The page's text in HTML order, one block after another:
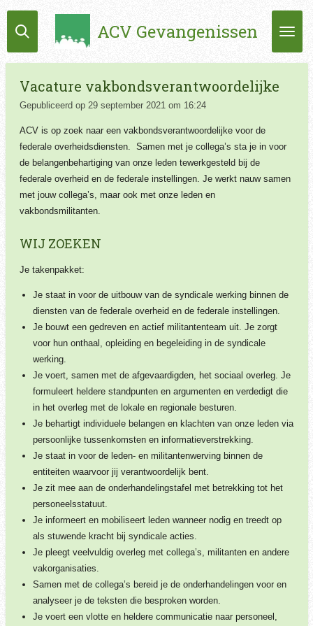
Ga
direct
de
hoofdinhoud
ACV Gevangenissen
Vacature vakbondsverantwoordelijke
Gepubliceerd op 29 september 2021 om 16:24
ACV is op zoek naar een vakbondsverantwoordelijke voor de
federale overheidsdiensten. Samen met je collega’s sta je in voor
de belangenbehartiging van onze leden tewerkgesteld bij de
federale overheid en de federale instellingen. Je werkt nauw samen
met jouw collega’s, maar ook met onze leden en
vakbondsmilitanten.
WIJ ZOEKEN
Je takenpakket:
Je staat in voor de uitbouw van de syndicale werking binnen de
diensten van de federale overheid en de federale instellingen.
Je bouwt een gedreven en actief militantenteam uit. Je zorgt
voor hun onthaal, opleiding en begeleiding in de syndicale
werking.
Je voert, samen met de afgevaardigden, het sociaal overleg. Je
formuleert heldere standpunten en argumenten en verdedigt die
in het overleg met de lokale en regionale besturen.
Je behartigt individuele belangen en klachten van onze leden via
persoonlijke tussenkomsten en informatieverstrekking.
Je staat in voor de leden- en militantenwerving binnen de
entiteiten waarvoor jij verantwoordelijk bent.
Je zit mee aan de onderhandelingstafel met betrekking tot het
personeelsstatuut.
Je informeert en mobiliseert leden wanneer nodig en treedt op
als stuwende kracht bij syndicale acties.
Je pleegt veelvuldig overleg met collega’s, militanten en andere
vakorganisaties.
Samen met de collega’s bereid je de onderhandelingen voor en
analyseer je de teksten die besproken worden.
Je voert een vlotte en heldere communicatie naar personeel,